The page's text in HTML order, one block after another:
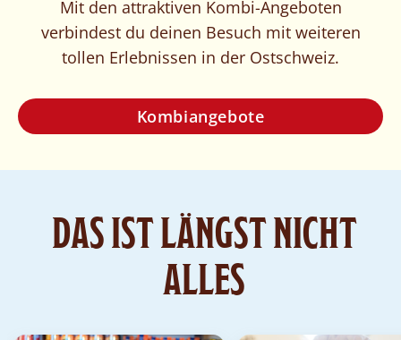
Mit den attraktiven Kombi-Angeboten
verbindest du deinen Besuch mit weiteren
tollen Erlebnissen in der Ostschweiz.
Kombiangebote
DAS IST LÄNGST NICHT
ALLES